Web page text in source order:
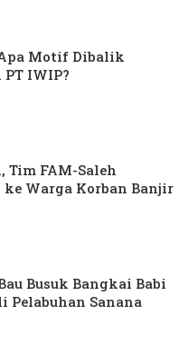
Motif Dibalik
IWIP?
Tim FAM-Saleh
Warga Korban Banjir
Busuk Bangkai Babi
Pelabuhan Sanana